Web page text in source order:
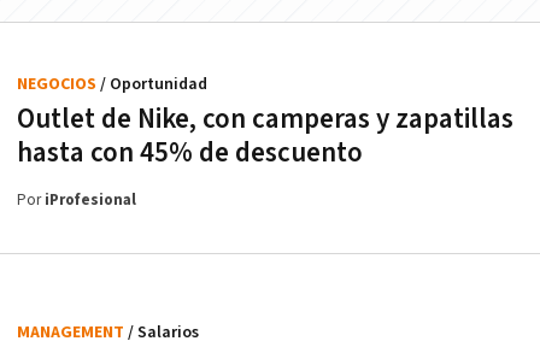
Outlet de Nike, con camperas y zapatillas
hasta con 45% de descuento
NEGOCIOS / Oportunidad
PoriProfesional
MANAGEMENT / Salarios